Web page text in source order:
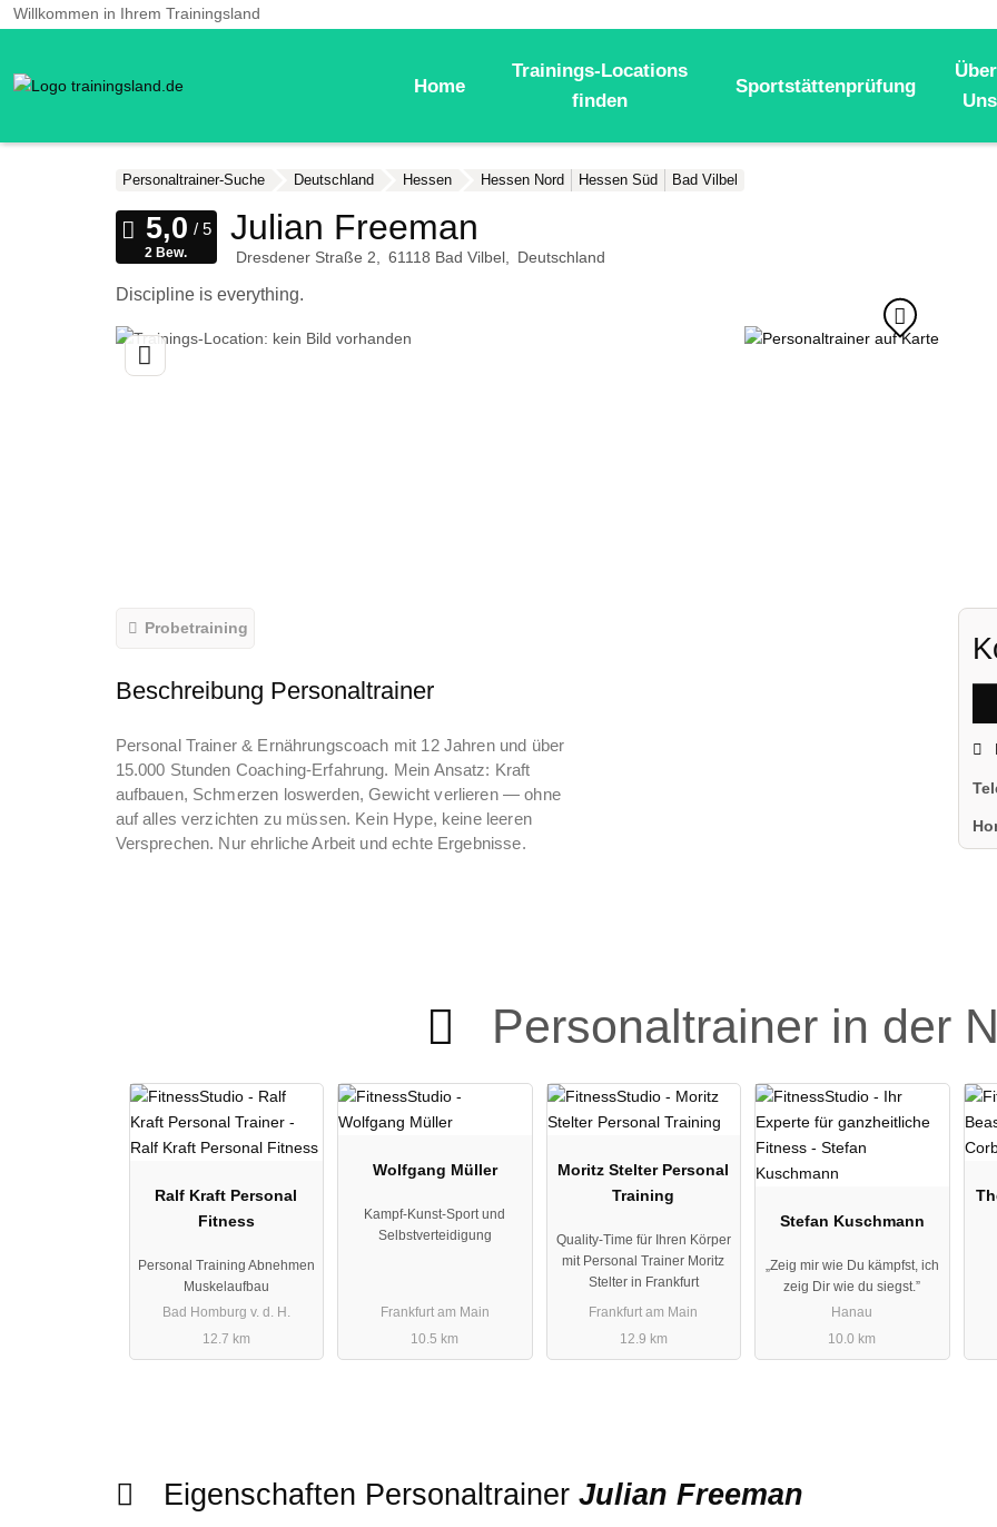
Willkommen in Ihrem Trainingsland
Home
Trainings-Locations
finden
Sportstättenprüfung
Uns
Personaltrainer-Suche Deutschland Hessen Hessen Nord Hessen Süd Bad Vilbel
Julian Freeman
Dresdener Straße 2 61118 Bad Vilbel Deutschland
Discipline is everything.
2 Bew.
Probetraining
Beschreibung Personaltrainer
Personal Trainer & Ernährungscoach mit 12 Jahren und über
15.000 Stunden Coaching-Erfahrung. Mein Ansatz: Kraft
aufbauen, Schmerzen loswerden, Gewicht verlieren — ohne
auf alles verzichten zu müssen. Kein Hype, keine leeren
Versprechen. Nur ehrliche Arbeit und echte Ergebnisse.
Personaltrainer in der
Ralf Kraft Personal
Fitness
Personal Training Abnehmen
Muskelaufbau
Bad Homburg v. d. H.
12.7 km
Wolfgang Müller
Kampf-Kunst-Sport und
Selbstverteidigung
Frankfurt am Main
10.5 km
Moritz Stelter Personal
Training
Quality-Time für Ihren Körper
mit Personal Trainer Moritz
Stelter in Frankfurt
Frankfurt am Main
12.9 km
Stefan Kuschmann
„Zeig mir wie Du kämpfst, ich
zeig Dir wie du siegst.”
Hanau
10.0 km
Eigenschaften PersonaltrainerJulian Freeman